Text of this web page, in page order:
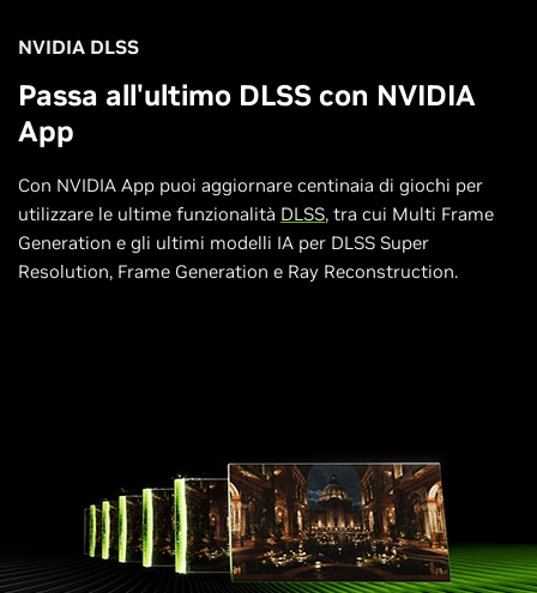
NVIDIA DLSS
Passa all'ultimo DLSS con NVIDIA
App
Con NVIDIA App puoi aggiornare centinaia di giochi per
utilizzare le ultime funzionalità DLSS, tra cui Multi Frame
Generation e gli ultimi modelli IA per DLSS Super
Resolution, Frame Generation e Ray Reconstruction.